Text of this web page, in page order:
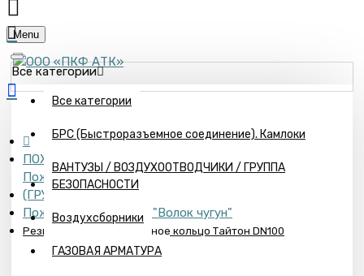
Menu
Все категории
Все категории
БРС (Быстроразъемное соединение). Камлоки
ВАНТУЗЫ / ВОЗДУХООТВОДЧИКИ / ГРУППА
БЕЗОПАСНОСТИ
Воздухсборники
ГАЗОВАЯ АРМАТУРА
ПОЖАРНОЕ ОБОРУДОВАНИЕ
Пожарные проводки БЕССВАРНЫЕ СОЕДИНЕНИЯ
(ГРУВЛОКИ) Dinarm
Пожарные подставки "Волок чугун"
Резиновое уплотнительное кольцо Тайтон DN100